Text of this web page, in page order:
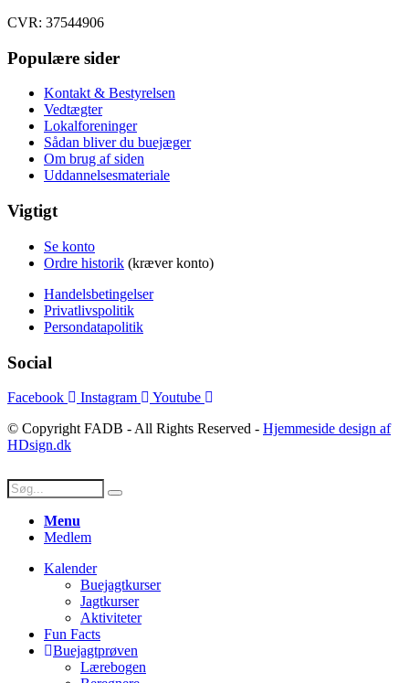
CVR: 37544906
Populære sider
Kontakt & Bestyrelsen
Vedtægter
Lokalforeninger
Sådan bliver du buejæger
Om brug af siden
Uddannelsesmateriale
Vigtigt
Se konto
Ordre historik (kræver konto)
Handelsbetingelser
Privatlivspolitik
Persondatapolitik
Social
Facebook Instagram
Youtube
© Copyright FADB - All Rights Reserved - Hjemmeside design af
HDsign.dk
Menu
Medlem
Kalender
Buejagtkurser
Jagtkurser
Aktiviteter
Fun Facts
Buejagtprøven
Lærebogen